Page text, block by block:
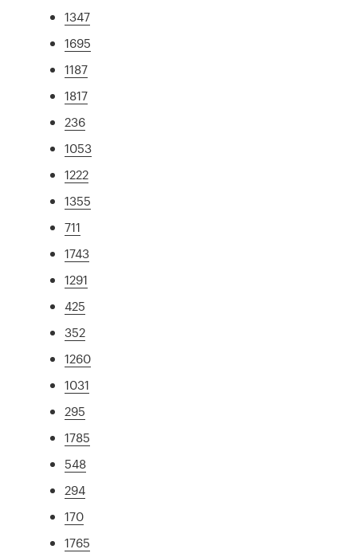
1347
1695
1187
1817
236
1053
1222
1355
711
1743
1291
425
352
1260
1031
295
1785
548
294
170
1765